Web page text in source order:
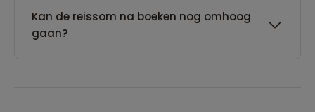
Kan de reissom na boeken nog omhoog
gaan?